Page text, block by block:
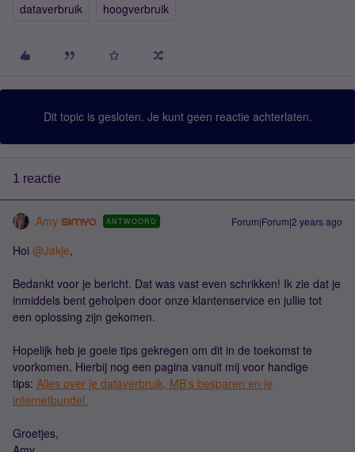
dataverbruik hoogverbruik
Dit topic is gesloten. Je kunt geen reactie achterlaten.
1 reactie
Amy ANTWOORD Forum|Forum|2 years ago
Hoi @Jakje,
Bedankt voor je bericht. Dat was vast even schrikken! Ik zie dat je
inmiddels bent geholpen door onze klantenservice en jullie tot
een oplossing zijn gekomen.
Hopelijk heb je goeie tips gekregen om dit in de toekomst te
voorkomen. Hierbij nog een pagina vanuit mij voor handige
tips: Alles over je dataverbruik, MB’s besparen en je
internetbundel.
Groetjes,